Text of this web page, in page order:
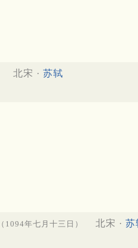
北宋 · 苏轼
（1094年七月十三日） 北宋 · 苏